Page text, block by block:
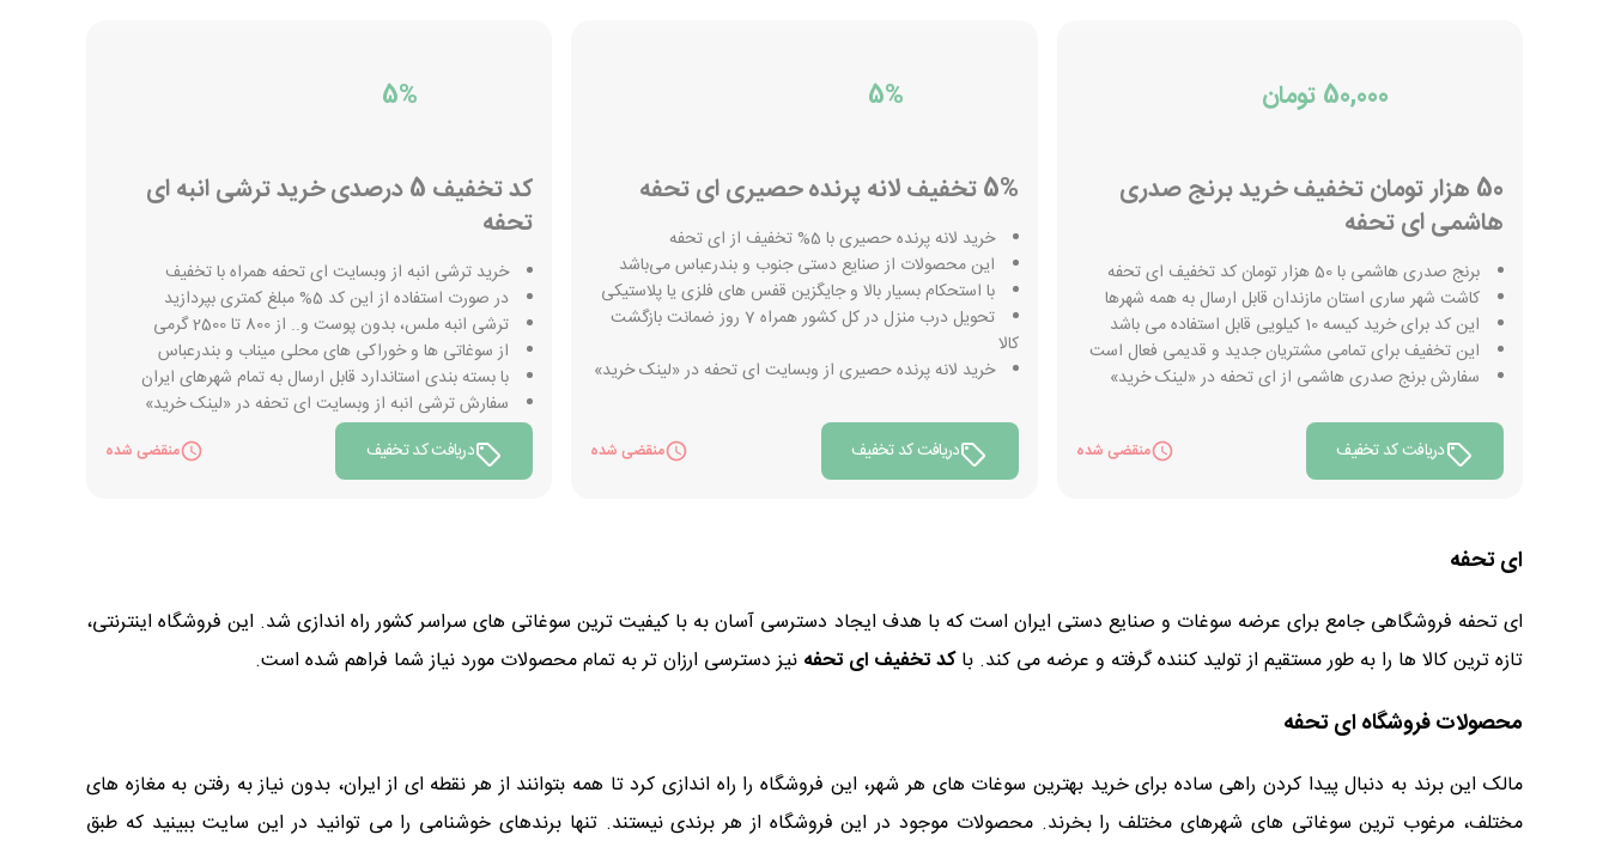
50,000 تومان
50 هزار تومان تخفیف خرید برنج صدری
هاشمی ای تحفه
برنج صدری هاشمی با 50 هزار تومان کد تخفیف ای تحفه
کاشت شهر ساری استان مازندان قابل ارسال به همه شهرها
این کد برای خرید کیسه 10 کیلویی قابل استفاده می باشد
این تخفیف برای تمامی مشتریان جدید و قدیمی فعال است
سفارش برنج صدری هاشمی از ای تحفه در «لینک خرید»
دریافت کد تخفیف منقضی شده
5%
5% تخفیف لانه پرنده حصیری ای تحفه
خرید لانه پرنده حصیری با 5% تخفیف از ای تحفه
این محصولات از صنایع دستی جنوب و بندرعباس می‌باشد
با استحکام بسیار بالا و جایگزین قفس های فلزی یا پلاستیکی
تحویل درب منزل در کل کشور همراه 7 روز ضمانت بازگشت
کالا
خرید لانه پرنده حصیری از وبسایت ای تحفه در «لینک خرید»
دریافت کد تخفیف منقضی شده
5%
کد تخفیف 5 درصدی خرید ترشی انبه ای
تحفه
خرید ترشی انبه از وبسایت ای تحفه همراه با تخفیف
در صورت استفاده از این کد 5% مبلغ کمتری بپردازید
ترشی انبه ملس، بدون پوست و.. از 800 تا 2500 گرمی
از سوغاتی ها و خوراکی های محلی میناب و بندرعباس
با بسته بندی استاندارد قابل ارسال به تمام شهرهای ایران
سفارش ترشی انبه از وبسایت ای تحفه در «لینک خرید»
دریافت کد تخفیف
منقضی شده
ای تحفه
ای تحفه فروشگاهی جامع برای عرضه سوغات و صنایع دستی ایران است که با هدف ایجاد دسترسی آسان به با کیفیت ترین سوغاتی های سراسر کشور راه اندازی شد. این فروشگاه اینترنتی،
تازه ترین کالا ها را به طور مستقیم از تولید کننده گرفته و عرضه می کند. باکد تخفیف ای تحفه نیز دسترسی ارزان تر به تمام محصولات مورد نیاز شما فراهم شده است.
محصولات فروشگاه ای تحفه
مالک این برند به دنبال پیدا کردن راهی ساده برای خرید بهترین سوغات های هر شهر، این فروشگاه را راه اندازی کرد تا همه بتوانند از هر نقطه ای از ایران، بدون نیاز به رفتن به مغازه های
مختلف، مرغوب ترین سوغاتی های شهرهای مختلف را بخرند. محصولات موجود در این فروشگاه از هر برندی نیستند. تنها برندهای خوشنامی را می توانید در این سایت ببینید که طبق